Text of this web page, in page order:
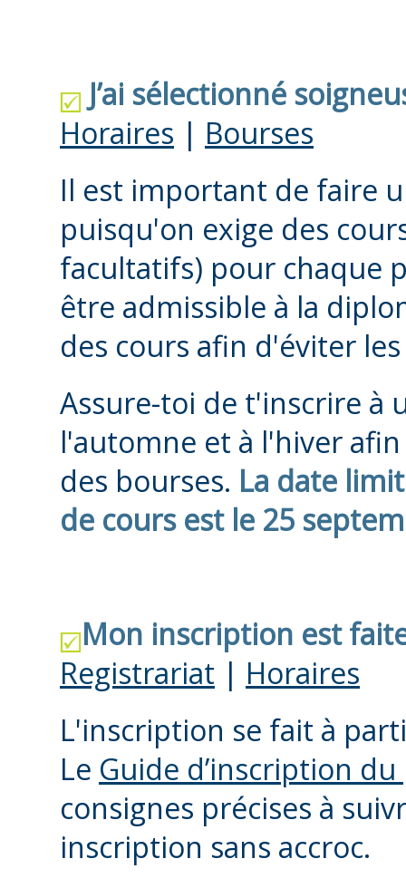
J’ai sélectionné
Horaires | Bourses
Il est important de faire
puisqu'on exige des
facultatifs) pour chaque
être admissible à la
des cours afin d'éviter
Assure-toi de t'inscrire à
l'automne et à l'hiver
des bourses. La date
de cours est le 25
Mon inscription est
Registrariat | Horaires
L'inscription se fait à
Le Guide d’inscription
consignes précises à
inscription sans accroc.